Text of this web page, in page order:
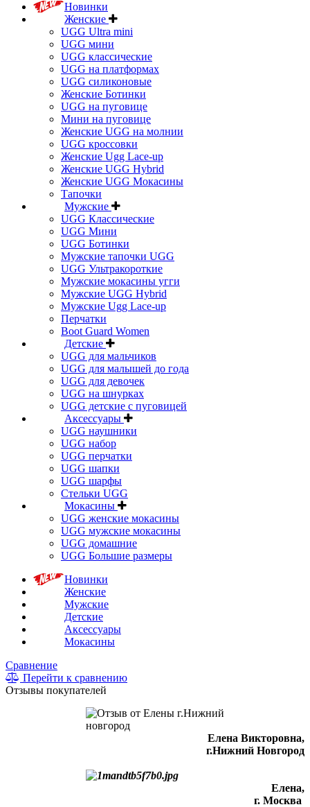
Новинки
Женские
UGG Ultra mini
UGG мини
UGG классические
UGG на платформах
UGG силиконовые
Женские Ботинки
UGG на пуговице
Мини на пуговице
Женские UGG на молнии
UGG кроссовки
Женские Ugg Lace-up
Женские UGG Hybrid
Женские UGG Мокасины
Тапочки
Мужские
UGG Классические
UGG Мини
UGG Ботинки
Мужские тапочки UGG
UGG Ультракороткие
Мужские мокасины угги
Мужские UGG Hybrid
Мужские Ugg Lace-up
Перчатки
Boot Guard Women
Детские
UGG для мальчиков
UGG для малышей до года
UGG для девочек
UGG на шнурках
UGG детские с пуговицей
Аксессуары
UGG наушники
UGG набор
UGG перчатки
UGG шапки
UGG шарфы
Стельки UGG
Мокасины
UGG женские мокасины
UGG мужские мокасины
UGG домашние
UGG Большие размеры
Новинки
Женские
Мужские
Детские
Аксессуары
Мокасины
Сравнение
Перейти к сравнению
Отзывы покупателей
Елена Викторовна,
г.Нижний Новгород
Елена,
г. Москва